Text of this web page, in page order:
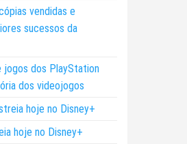
vendidas e
sucessos da
jogos dos PlayStation
dos videojogos
hoje no Disney+
hoje no Disney+